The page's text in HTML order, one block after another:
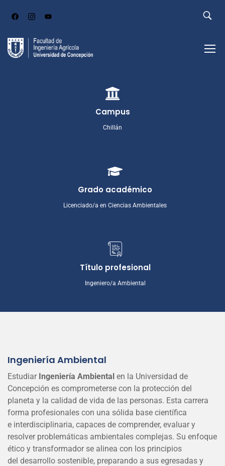
Campus
Chillán
Grado académico
Licenciado/a en Ciencias Ambientales
Título profesional
Ingeniero/a Ambiental
Ingeniería Ambiental
Estudiar Ingeniería Ambiental en la Universidad de
Concepción es comprometerse con la protección del
planeta y la calidad de vida de las personas. Esta carrera
forma profesionales con una sólida base científica
e interdisciplinaria, capaces de comprender, evaluar y
resolver problemáticas ambientales complejas. Su enfoque
ético y transformador se alinea con los principios
del desarrollo sostenible, preparando a sus egresadas y